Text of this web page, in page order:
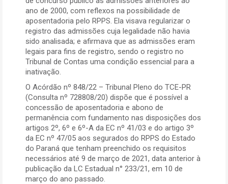
ano de 2000, com reflexos na possibilidade de
aposentadoria pelo RPPS. Ela visava regularizar o
registro das admissões cuja legalidade não havia
sido analisada; e afirmava que as admissões eram
legais para fins de registro, sendo o registro no
Tribunal de Contas uma condição essencial para a
inativação.
O Acórdão nº 848/22 – Tribunal Pleno do TCE-PR
(Consulta nº 728808/20) dispõe que é possível a
concessão de aposentadoria e abono de
permanência com fundamento nas disposições dos
artigos 2º, 6º e 6º-A da EC nº 41/03 e do artigo 3º
da EC nº 47/05 aos segurados do RPPS do Estado
do Paraná que tenham preenchido os requisitos
necessários até 9 de março de 2021, data anterior à
publicação da LC Estadual n° 233/21, em 10 de
março do ano passado.